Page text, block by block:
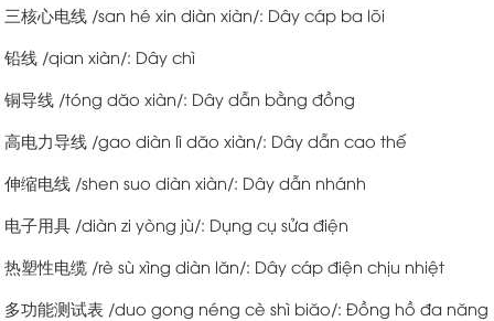
三核心电线 /san hé xin diàn xiàn/: Dây cáp ba lõi
铅线 /qian xiàn/: Dây chì
铜导线 /tóng dăo xiàn/: Dây dẫn bằng đồng
高电力导线 /gao diàn lì dăo xiàn/: Dây dẫn cao thế
伸缩电线 /shen suo diàn xiàn/: Dây dẫn nhánh
电子用具 /diàn zi yòng jù/: Dụng cụ sửa điện
热塑性电缆 /rè sù xìng diàn lăn/: Dây cáp điện chịu nhiệt
多功能测试表 /duo gong néng cè shì biăo/: Đồng hồ đa năng